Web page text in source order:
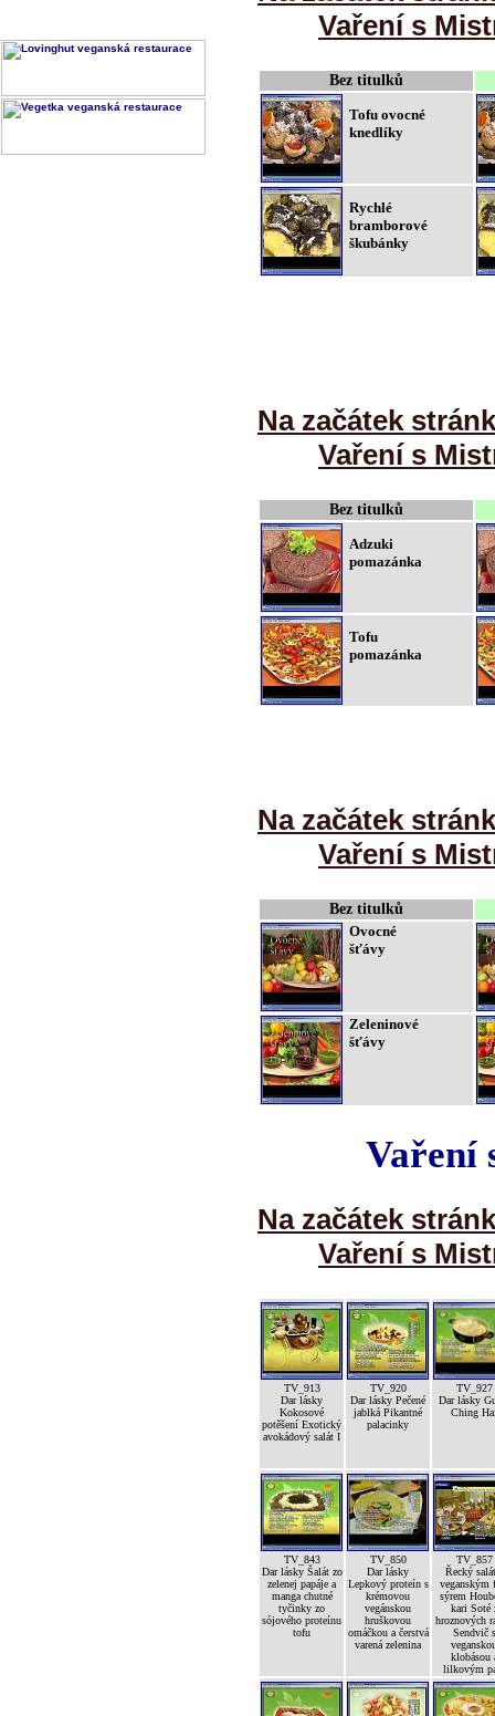
Vaření s
Bez titulků
Tofu ovocné
knedlíky
Rychlé
bramborové
škubánky
Na začátek
Vaření s
Bez titulků
Adzuki
pomazánka
Tofu
pomazánka
Na začátek
Vaření s
Bez titulků
Ovocné
šťávy
Zeleninové
šťávy
Vaření
Na začátek
Vaření s
TV_913
Dar lásky
Kokosové
potěšení Exotický
avokádový salát I
TV_920
Dar lásky Pečené
jablká Pikantné
palacinky
TV_927
Dar lásky
Ching
TV_843
Dar lásky Šalát zo
zelenej papáje a
manga chutné
tyčinky zo
sójového proteínu
tofu
TV_850
Dar lásky
Lepkový proteín s
krémovou
vegánskou
hruškovou
omáčkou a čerstvá
varená zelenina
TV_857
Řecký
veganským
sýrem
kari Soté
hroznových
Sendvič s
klobásou
lilkovým